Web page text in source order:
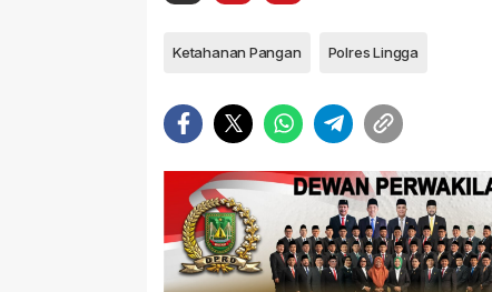
Ketahanan Pangan Polres Lingga